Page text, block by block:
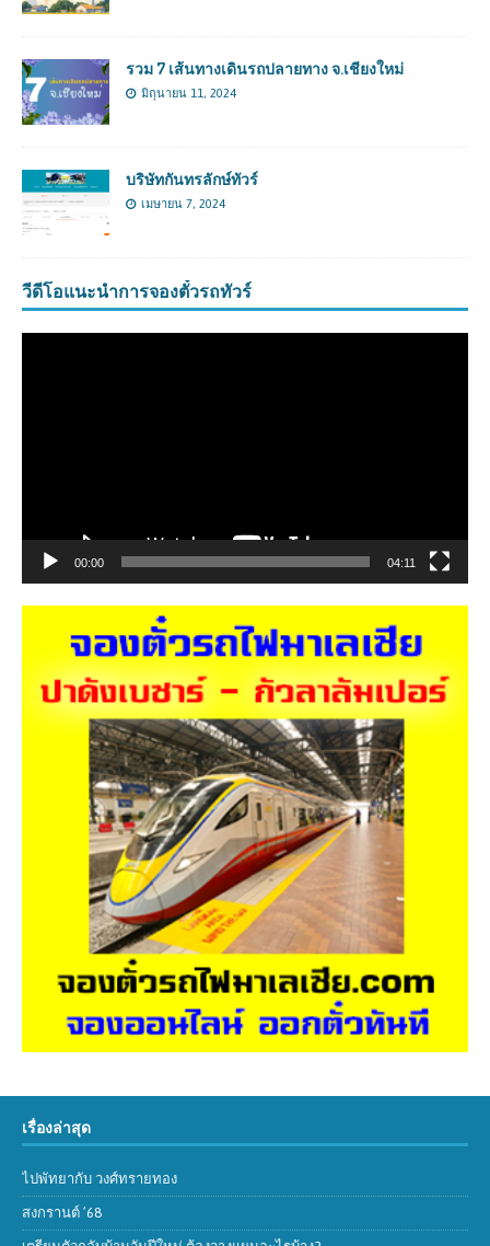
รวม 7 เส้นทางเดินรถปลายทาง จ.เชียงใหม่
มิถุนายน 11, 2024
บริษัทกันทรลักษ์ทัวร์
เมษายน 7, 2024
วีดีโอแนะนำการจองตั๋วรถทัวร์
00:00 04:11
เรื่องล่าสุด
ไปพัทยากับ วงศ์ทรายทอง
สงกรานต์ ’68